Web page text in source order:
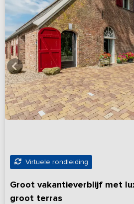
Virtuele rondleiding
Groot vakantieverblijf met
groot terras